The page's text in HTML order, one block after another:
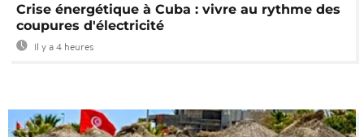
Crise énergétique à Cuba : vivre au rythme des
coupures d'électricité
Il y a 4 heures